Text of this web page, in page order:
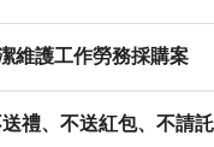
維護工作勞務採購案
禮、不送紅包、不請